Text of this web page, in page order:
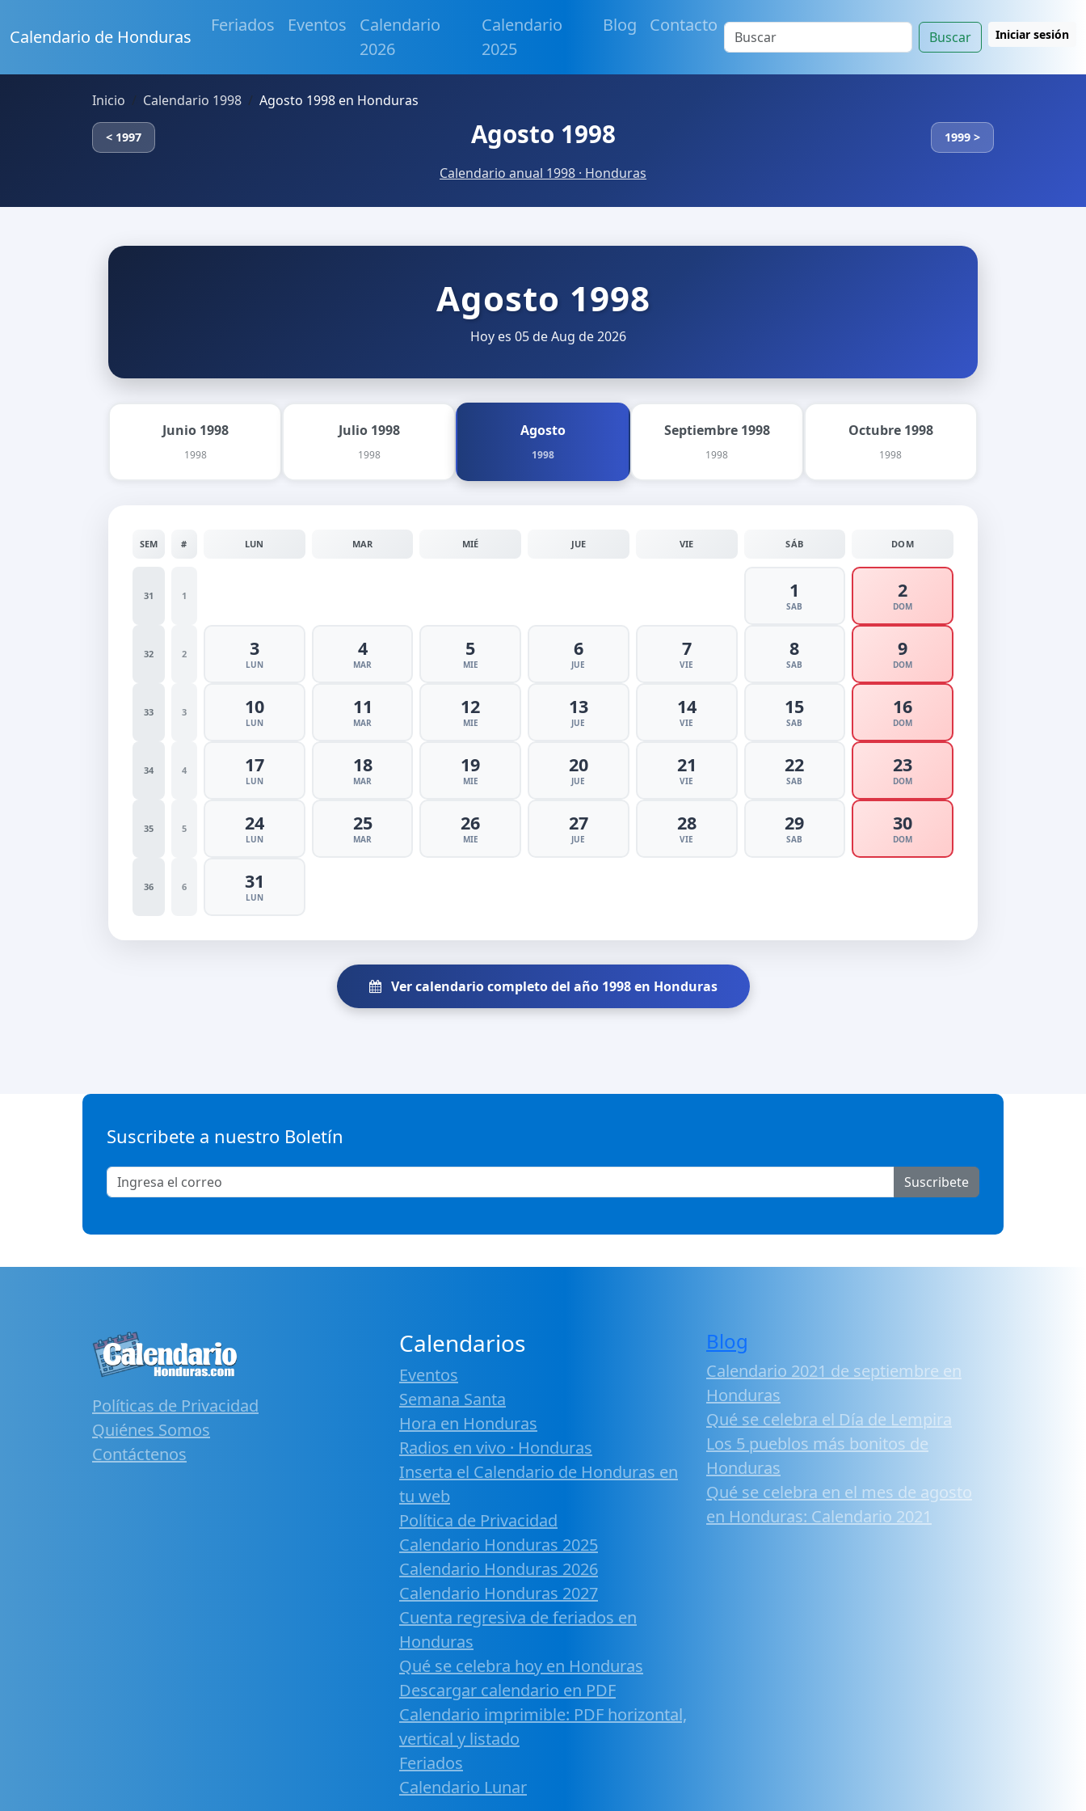
Calendario de Honduras
Feriados Eventos
Calendario
2026
Calendario
2025
Blog Contacto
Buscar Iniciar sesión
Inicio Calendario 1998 Agosto 1998 en Honduras
< 1997 Agosto 1998 1999 >
Calendario anual 1998 · Honduras
Agosto 1998
Hoy es 05 de Aug de 2026
Junio 1998
1998
Julio 1998
1998
Agosto
1998
Septiembre 1998
1998
Octubre 1998
1998
SEM # LUN MAR MIÉ JUE VIE SÁB DOM
31 1 1
SAB
2
DOM
32 2 3
LUN
4
MAR
5
MIE
6
JUE
7
VIE
8
SAB
9
DOM
33 3 10
LUN
11
MAR
12
MIE
13
JUE
14
VIE
15
SAB
16
DOM
34 4 17
LUN
18
MAR
19
MIE
20
JUE
21
VIE
22
SAB
23
DOM
35 5 24
LUN
25
MAR
26
MIE
27
JUE
28
VIE
29
SAB
30
DOM
36 6 31
LUN
Ver calendario completo del año 1998 en Honduras
Suscribete a nuestro Boletín
Suscribete
Políticas de Privacidad
Quiénes Somos
Contáctenos
Calendarios
Eventos
Semana Santa
Hora en Honduras
Radios en vivo · Honduras
Inserta el Calendario de Honduras en
tu web
Política de Privacidad
Calendario Honduras 2025
Calendario Honduras 2026
Calendario Honduras 2027
Cuenta regresiva de feriados en
Honduras
Qué se celebra hoy en Honduras
Descargar calendario en PDF
Calendario imprimible: PDF horizontal,
vertical y listado
Feriados
Calendario Lunar
Blog
Calendario 2021 de septiembre en
Honduras
Qué se celebra el Día de Lempira
Los 5 pueblos más bonitos de
Honduras
Qué se celebra en el mes de agosto
en Honduras: Calendario 2021